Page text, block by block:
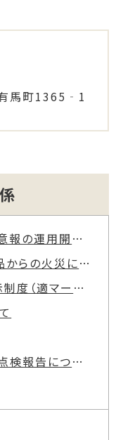
馬町1365‐1
開始について
災にご注意を！
ーク）について
報告について